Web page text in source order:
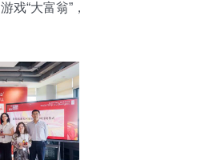
戏“大富翁”，